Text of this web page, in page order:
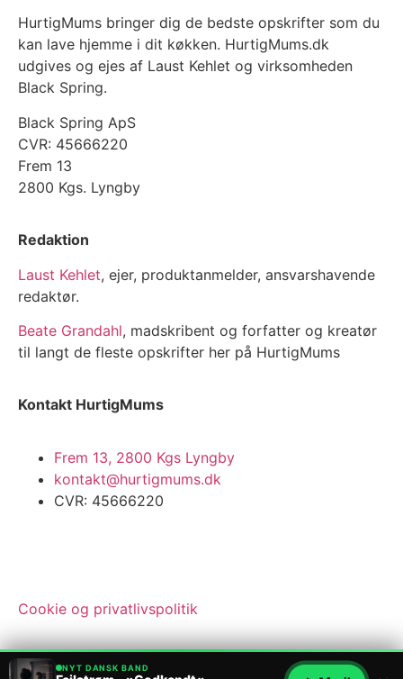
HurtigMums bringer dig de bedste opskrifter som du
kan lave hjemme i dit køkken. HurtigMums.dk
udgives og ejes af Laust Kehlet og virksomheden
Black Spring.
Black Spring ApS
CVR: 45666220
Frem 13
2800 Kgs. Lyngby
Redaktion
Laust Kehlet, ejer, produktanmelder, ansvarshavende
redaktør.
Beate Grandahl, madskribent og forfatter og kreatør
til langt de fleste opskrifter her på HurtigMums
Kontakt HurtigMums
Frem 13, 2800 Kgs Lyngby
kontakt@hurtigmums.dk
CVR: 45666220
Cookie og privatlivspolitik
NYT DANSK BAND